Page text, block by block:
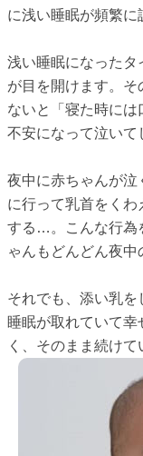
に浅い睡眠が頻繁に
浅い睡眠になったタ
が目を開けます。
ないと「寝た時に
不安になって泣いて
夜中に赤ちゃんが泣
に行って乳首をく
する…。こんな行為
ゃんもどんどん夜中
それでも、添い乳
睡眠が取れていて
く、そのまま続けて